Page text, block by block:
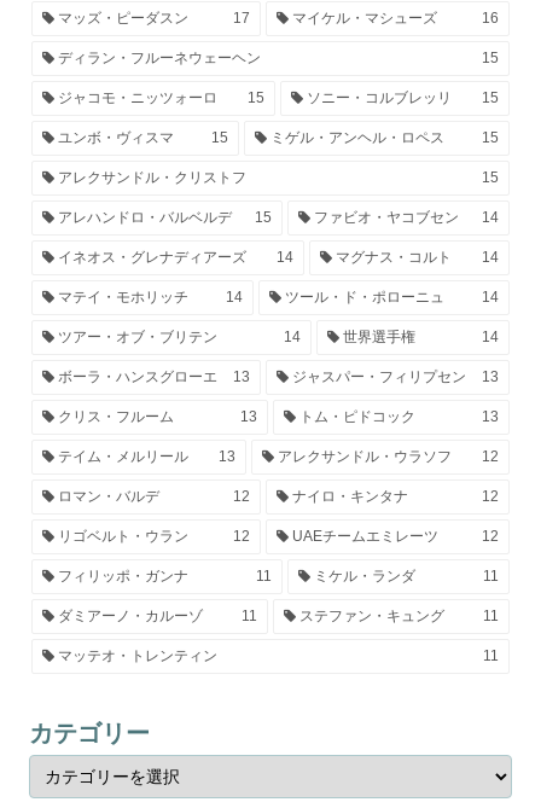
マッズ・ピーダスン 17 マイケル・マシューズ 16
ディラン・フルーネウェーヘン 15
ジャコモ・ニッツォーロ 15 ソニー・コルブレッリ 15
ユンボ・ヴィスマ 15 ミゲル・アンヘル・ロペス 15
アレクサンドル・クリストフ 15
アレハンドロ・バルベルデ 15 ファビオ・ヤコブセン 14
イネオス・グレナディアーズ 14 マグナス・コルト 14
マテイ・モホリッチ 14 ツール・ド・ポローニュ 14
ツアー・オブ・ブリテン 14 世界選手権 14
ボーラ・ハンスグローエ 13 ジャスパー・フィリプセン 13
クリス・フルーム 13 トム・ピドコック 13
テイム・メルリール 13 アレクサンドル・ウラソフ 12
ロマン・バルデ 12 ナイロ・キンタナ 12
リゴベルト・ウラン 12 UAEチームエミレーツ 12
フィリッポ・ガンナ 11 ミケル・ランダ 11
ダミアーノ・カルーゾ 11 ステファン・キュング 11
マッテオ・トレンティン 11
カテゴリー